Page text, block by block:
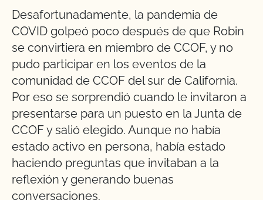
Desafortunadamente, la pandemia de
COVID golpeó poco después de que Robin
se convirtiera en miembro de CCOF, y no
pudo participar en los eventos de la
comunidad de CCOF del sur de California.
Por eso se sorprendió cuando le invitaron a
presentarse para un puesto en la Junta de
CCOF y salió elegido. Aunque no había
estado activo en persona, había estado
haciendo preguntas que invitaban a la
reflexión y generando buenas
conversaciones.